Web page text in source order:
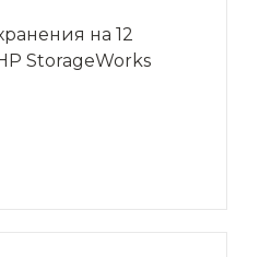
на 12
StorageWorks